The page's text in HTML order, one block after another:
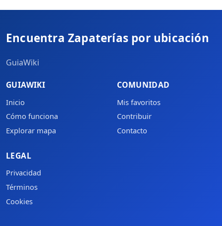
Encuentra Zapaterías por ubicación
GuiaWiki
GUIAWIKI
Inicio
Cómo funciona
Explorar mapa
COMUNIDAD
Mis favoritos
Contribuir
Contacto
LEGAL
Privacidad
Términos
Cookies